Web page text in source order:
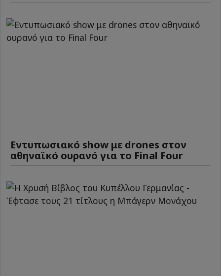
Εντυπωσιακό show με drones στον
αθηναϊκό ουρανό για το Final Four